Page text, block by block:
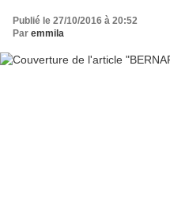
Publié le 27/10/2016 à 20:52
Par emmila